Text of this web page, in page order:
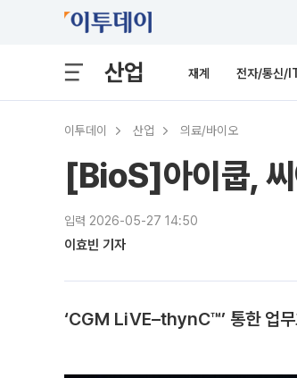
산업 재계 전자/통신/
이투데이 산업 의료/바이오
[BioS]아이쿱, 씨
입력 2026-05-27 14:50
이효빈 기자
‘CGM LiVE–thynC™’ 통한 업무